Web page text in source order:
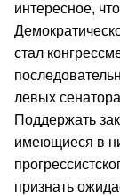
интересное,
стал
левых
Поддержать
имеющиеся в
признать